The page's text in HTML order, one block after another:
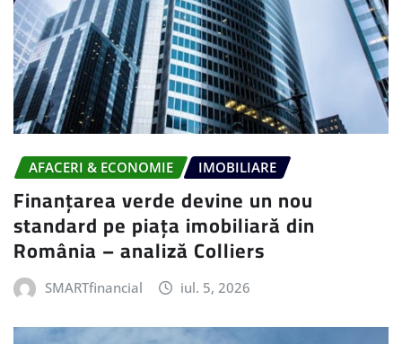
AFACERI & ECONOMIE IMOBILIARE
Finanțarea verde devine un nou
standard pe piața imobiliară din
România – analiză Colliers
SMARTfinancial iul. 5, 2026